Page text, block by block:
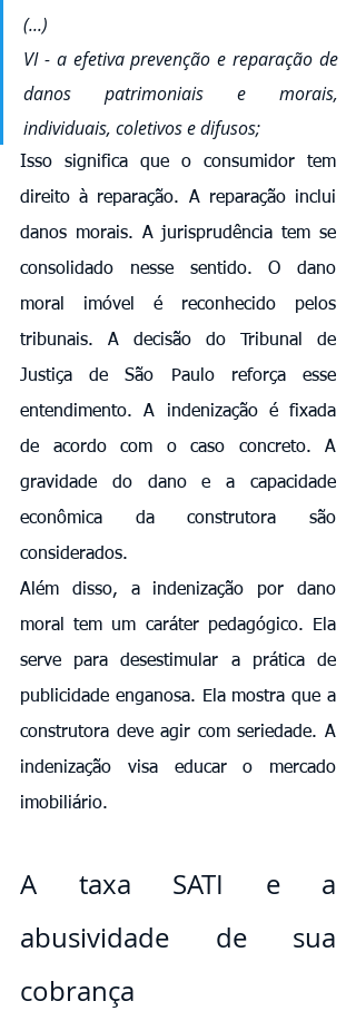
(...)
VI - a efetiva prevenção e reparação de
danos patrimoniais e morais,
individuais, coletivos e difusos;
Isso significa que o consumidor tem
direito à reparação. A reparação inclui
danos morais. A jurisprudência tem se
consolidado nesse sentido. O dano
moral imóvel é reconhecido pelos
tribunais. A decisão do Tribunal de
Justiça de São Paulo reforça esse
entendimento. A indenização é fixada
de acordo com o caso concreto. A
gravidade do dano e a capacidade
econômica da construtora são
considerados.
Além disso, a indenização por dano
moral tem um caráter pedagógico. Ela
serve para desestimular a prática de
publicidade enganosa. Ela mostra que a
construtora deve agir com seriedade. A
indenização visa educar o mercado
imobiliário.
A taxa SATI e a
abusividade de sua
cobrança